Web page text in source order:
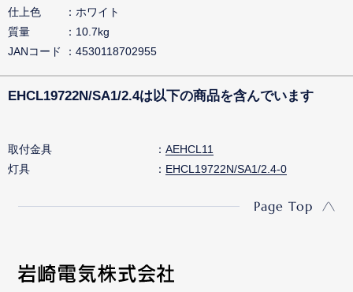
仕上色
ホワイト
質量
10.7kg
JANコード
4530118702955
EHCL19722N/SA1/2.4は以下の商品を含んでいます
取付金具
AEHCL11
灯具
EHCL19722N/SA1/2.4-0
Page Top